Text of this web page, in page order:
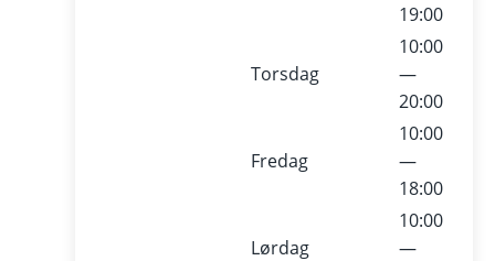
19:00
Torsdag
10:00
—
20:00
Fredag
10:00
—
18:00
Lørdag
10:00
—